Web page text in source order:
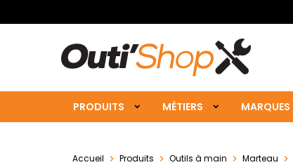
PRODUITS MÉTIERS MARQUES
Accueil Produits Outils à main Marteau